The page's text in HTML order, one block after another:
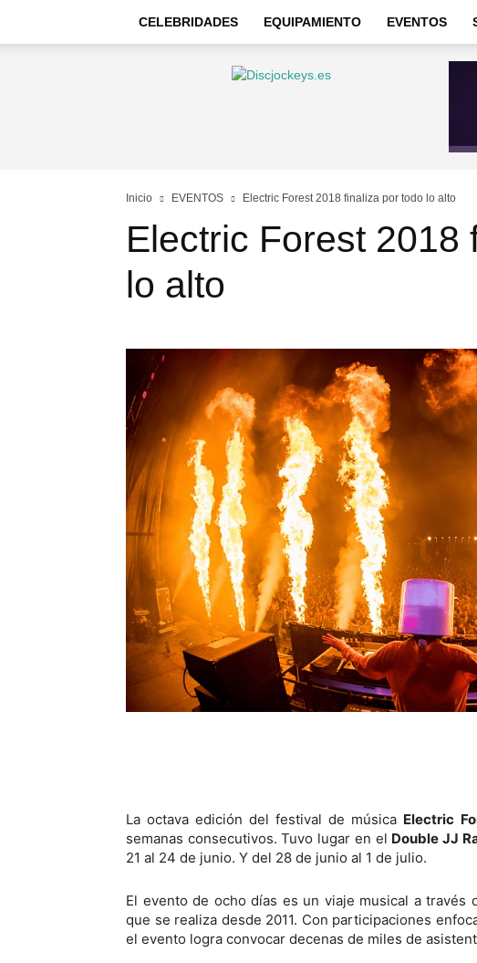
CELEBRIDADES EQUIPAMIENTO EVENTOS
Discjockeys
Inicio EVENTOS Electric Forest 2018 finaliza por todo lo alto
Electric Forest 2018
lo alto
La octava edición del festival de música Electric
semanas consecutivos. Tuvo lugar en el Double JJ
21 al 24 de junio. Y del 28 de junio al 1 de julio.
El evento de ocho días es un viaje musical a través
que se realiza desde 2011. Con participaciones
el evento logra convocar decenas de miles de